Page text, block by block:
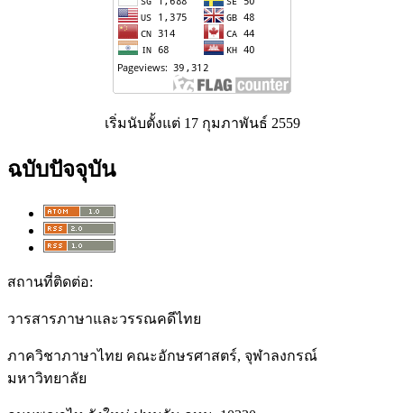
เริ่มนับตั้งแต่ 17 กุมภาพันธ์ 2559
ฉบับปัจจุบัน
สถานที่ติดต่อ:
วารสารภาษาและวรรณคดีไทย
ภาควิชาภาษาไทย คณะอักษรศาสตร์, จุฬาลงกรณ์
มหาวิทยาลัย